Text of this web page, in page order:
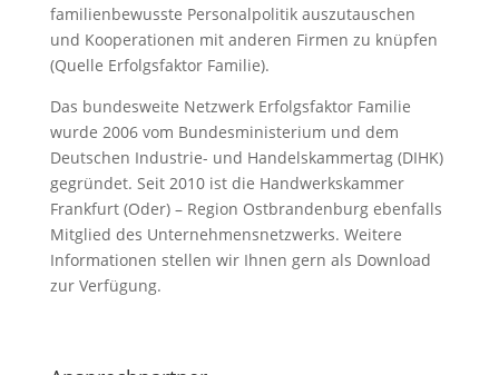
familienbewusste Personalpolitik auszutauschen
und Kooperationen mit anderen Firmen zu knüpfen
(Quelle Erfolgsfaktor Familie).
Das bundesweite Netzwerk Erfolgsfaktor Familie
wurde 2006 vom Bundesministerium und dem
Deutschen Industrie- und Handelskammertag (DIHK)
gegründet. Seit 2010 ist die Handwerkskammer
Frankfurt (Oder) – Region Ostbrandenburg ebenfalls
Mitglied des Unternehmensnetzwerks. Weitere
Informationen stellen wir Ihnen gern als Download
zur Verfügung.